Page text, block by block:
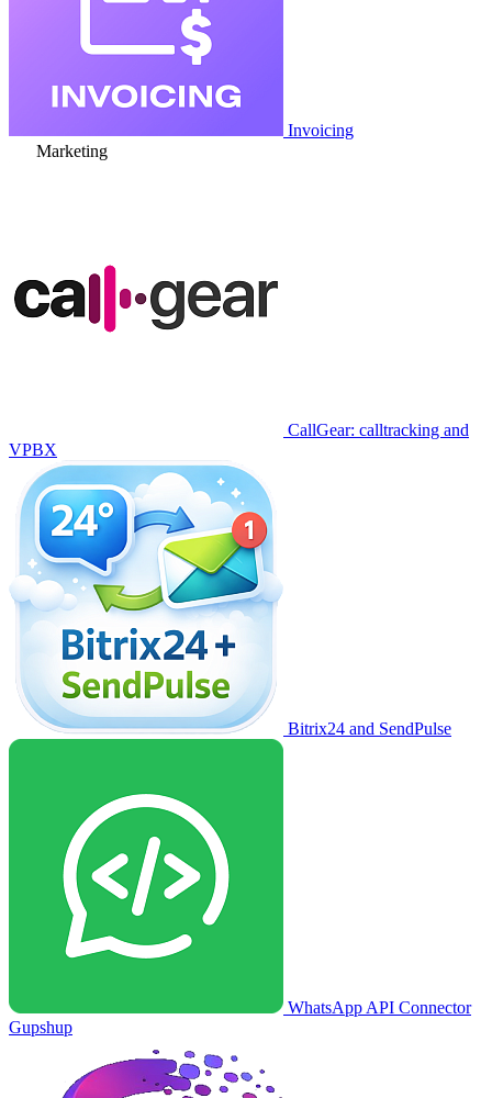
Invoicing
Marketing
CallGear: calltracking and
VPBX
Bitrix24 and SendPulse
WhatsApp API Connector
Gupshup